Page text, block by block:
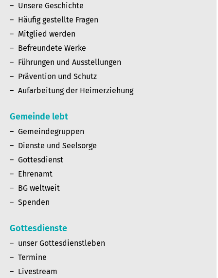
Unsere Geschichte
Häufig gestellte Fragen
Mitglied werden
Befreundete Werke
Führungen und Ausstellungen
Prävention und Schutz
Aufarbeitung der Heimerziehung
Gemeinde lebt
Gemeindegruppen
Dienste und Seelsorge
Gottesdienst
Ehrenamt
BG weltweit
Spenden
Gottesdienste
unser Gottesdienstleben
Termine
Livestream